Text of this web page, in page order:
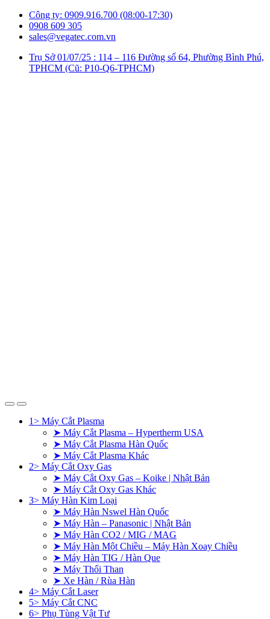
Công ty: 0909.916.700 (08:00-17:30)
0908 609 305
sales@vegatec.com.vn
Trụ Sở 01/07/25 : 114 – 116 Đường số 64, Phường Bình Phú,
TPHCM (Cũ: P10-Q6-TPHCM)
1> Máy Cắt Plasma
➤ Máy Cắt Plasma – Hypertherm USA
➤ Máy Cắt Plasma Hàn Quốc
➤ Máy Cắt Plasma Khác
2> Máy Cắt Oxy Gas
➤ Máy Cắt Oxy Gas – Koike | Nhật Bản
➤ Máy Cắt Oxy Gas Khác
3> Máy Hàn Kim Loại
➤ Máy Hàn Nswel Hàn Quốc
➤ Máy Hàn – Panasonic | Nhật Bản
➤ Máy Hàn CO2 / MIG / MAG
➤ Máy Hàn Một Chiều – Máy Hàn Xoay Chiều
➤ Máy Hàn TIG / Hàn Que
➤ Máy Thổi Than
➤ Xe Hàn / Rùa Hàn
4> Máy Cắt Laser
5> Máy Cắt CNC
6> Phụ Tùng Vật Tư